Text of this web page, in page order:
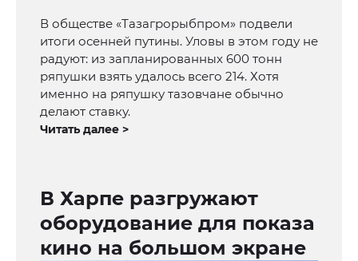
В обществе «Тазагрорыбпром» подвели
итоги осенней путины. Уловы в этом году не
радуют: из запланированных 600 тонн
ряпушки взять удалось всего 214. Хотя
именно на ряпушку тазовчане обычно
делают ставку.
Читать далее >
В Харпе разгружают
оборудование для показа
кино на большом экране